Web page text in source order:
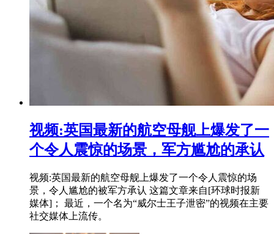
视频:英国最新的航空母舰上爆发了一
个令人震惊的场景，军方尴尬的承认
视频:英国最新的航空母舰上爆发了一个令人震惊的场
景，令人尴尬的被军方承认 这篇文章来自[环球时报新
媒体]； 最近，一个名为“威尔士王子泄密”的视频在主要
社交媒体上流传。